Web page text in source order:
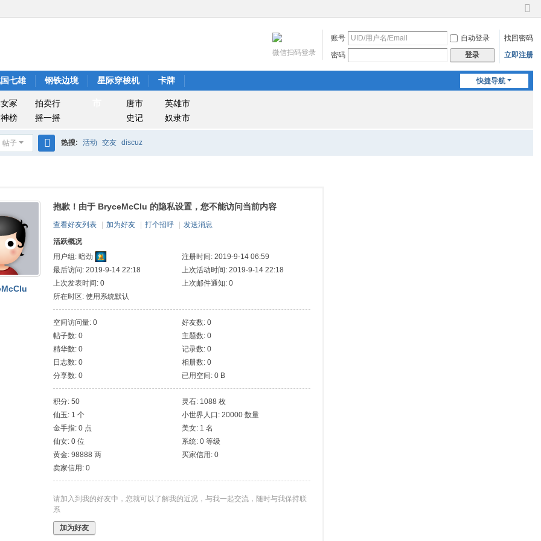
切
到
窄
账号 自动登录
找回密码
密码
登录 立即注册
微信扫码登录
快捷导航
七雄 钢铁边境 星际穿梭机 卡牌
冢
拍卖行
榜
摇一摇
唐市
英雄市
史记
奴隶市
帖子 热搜: 活动 交友 discuz
抱歉！由于 BryceMcClu 的隐私设置，您不能访问当前内容
查看好友列表 加为好友 打个招呼
发送消息
活跃概况
用户组: 暗劲
注册时间: 2019-9-14 06:59
最后访问: 2019-9-14 22:18
上次活动时间: 2019-9-14 22:18
上次发表时间: 0
上次邮件通知: 0
所在时区: 使用系统默认
空间访问量: 0
好友数: 0
帖子数: 0
主题数: 0
精华数: 0
记录数: 0
日志数: 0
相册数: 0
分享数: 0
已用空间: 0 B
积分: 50
灵石: 1088 枚
仙玉: 1 个
小世界人口: 20000 数量
金手指: 0 点
美女: 1 名
仙女: 0 位
系统: 0 等级
黄金: 98888 两
买家信用: 0
卖家信用: 0
请加入到我的好友中，您就可以了解我的近况，与我一起交流，随时与我保持联
系
加为好友